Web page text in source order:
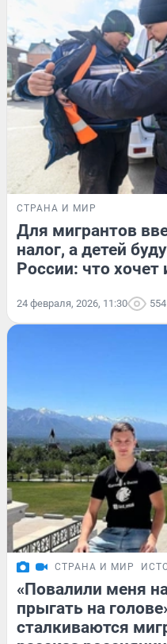
СТРАНА И МИР
Для мигрантов
налог, а детей
России: что
24 февраля, 2026, 11:30 554
СТРАНА И МИР
«Повалили меня
прыгать на
сталкиваются